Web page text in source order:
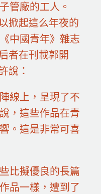
管廠的工人。
掀起這么年夜的
中國青年》雜志
者在刊載郭開
說：
線上，呈現了不
，這些作品在青
。這是非常可喜
比擬優良的長篇
品一樣，遭到了